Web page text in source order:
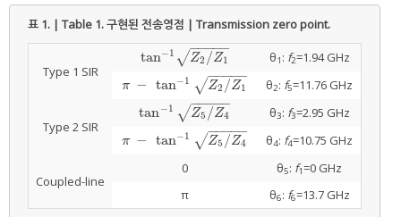
표 1. | Table 1.구현된 전송영점 | Transmission zero point.
Type 1 SIR
tan−1 Z2 /Z1
− −
−−−
√
tan−1Z2/Z1 θ1 : f2=1.94 GHz
π − tan−1 Z2 /Z1
− −
−−−
√
π −tan−1Z2/Z1 θ2: f5=11.76 GHz
Type 2 SIR
tan −1 Z5 /Z4
− −
−−−
√
tan−1Z 5/Z4 θ3: f3=2.95 GHz
π − tan−1 Z5 /Z4
− −
−−−
√
π −tan−1Z5/Z4 θ4: f4=10.75 GHz
Coupled-line
0 θ5: f1=0 GHz
π
θ6: f6=13.7 GHz